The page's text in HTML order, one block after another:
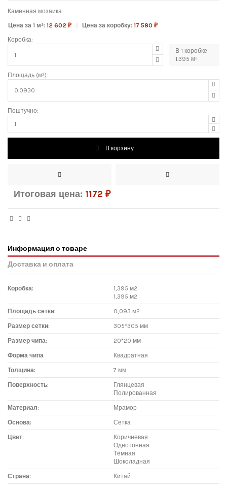
Каменная мозаика
Цена за 1 м²:12 602 ₽ Цена за коробку:17 580 ₽
Коробка:
В 1 коробке
1.395 м²
Площадь (м²):
Поштучно:
В корзину
Итоговая цена: 1172 ₽
Информация о товаре
Доставка и оплата
Коробка:
1,395 м2
1,395 м2
Площадь сетки: 0,093 м2
Размер сетки: 305*305 мм
Размер чипа: 20*20 мм
Форма чипа Квадратная
Толщина: 7 мм
Поверхность:
Глянцевая
Полированная
Материал: Мрамор
Основа: Сетка
Цвет:
Коричневая
Однотонная
Тёмная
Шоколадная
Страна: Китай